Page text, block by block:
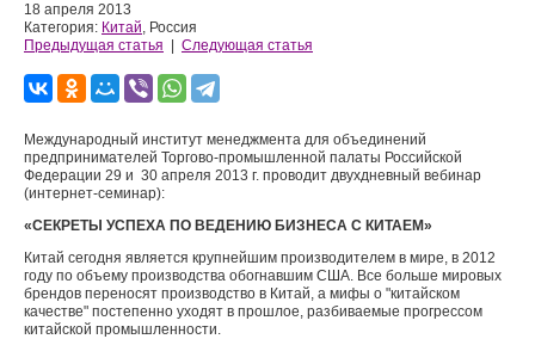
18 апреля 2013
Категория: Китай, Россия
Предыдущая статья
Следующая статья
Международный институт менеджмента для объединений
предпринимателей Торгово-промышленной палаты Российской
Федерации 29 и 30 апреля 2013 г. проводит двухдневный вебинар
(интернет-семинар):
«СЕКРЕТЫ УСПЕХА ПО ВЕДЕНИЮ БИЗНЕСА С КИТАЕМ»
Китай сегодня является крупнейшим производителем в мире, в 2012
году по объему производства обогнавшим США. Все больше мировых
брендов переносят производство в Китай, а мифы о "китайском
качестве" постепенно уходят в прошлое, разбиваемые прогрессом
китайской промышленности.